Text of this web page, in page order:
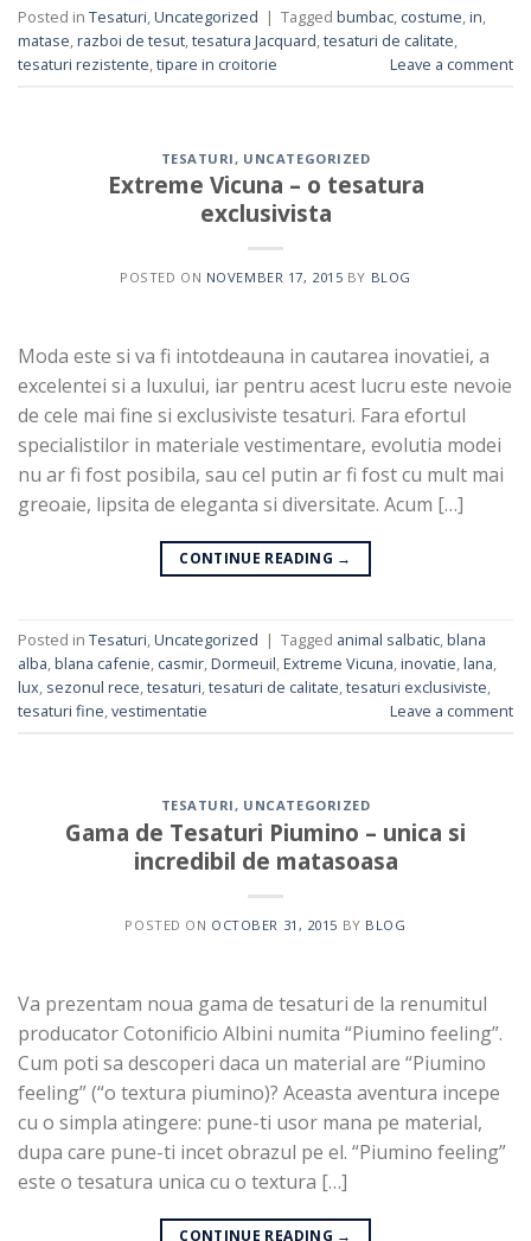
Posted in Tesaturi,Uncategorized | Tagged bumbac, costume,in,
matase,razboi de tesut,tesatura Jacquard,tesaturi de calitate,
tesaturi rezistente,tipare in croitorie Leave a comment
TESATURI , UNCATEGORIZED
Extreme Vicuna – o tesatura
exclusivista
POSTED ON NOVEMBER 17, 2015 BY BLOG
Moda este si va fi intotdeauna in cautarea inovatiei, a
excelentei si a luxului, iar pentru acest lucru este nevoie
de cele mai fine si exclusiviste tesaturi. Fara efortul
specialistilor in materiale vestimentare, evolutia modei
nu ar fi fost posibila, sau cel putin ar fi fost cu mult mai
greoaie, lipsita de eleganta si diversitate. Acum […]
CONTINUE READING →
Posted in Tesaturi,Uncategorized | Tagged animal salbatic,blana
alba,blana cafenie, casmir,Dormeuil,Extreme Vicuna,inovatie,lana,
lux, sezonul rece,tesaturi,tesaturi de calitate,tesaturi exclusiviste,
tesaturi fine,vestimentatie Leave a comment
TESATURI, UNCATEGORIZED
Gama de Tesaturi Piumino – unica si
incredibil de matasoasa
POSTED ON OCTOBER 31, 2015 BY BLOG
Va prezentam noua gama de tesaturi de la renumitul
producator Cotonificio Albini numita “Piumino feeling”.
Cum poti sa descoperi daca un material are “Piumino
feeling” (“o textura piumino)? Aceasta aventura incepe
cu o simpla atingere: pune-ti usor mana pe material,
dupa care pune-ti incet obrazul pe el. “Piumino feeling”
este o tesatura unica cu o textura […]
CONTINUE READING →